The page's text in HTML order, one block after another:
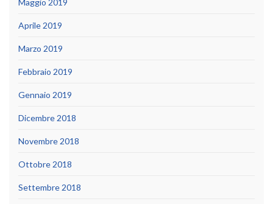
Aprile 2019
Marzo 2019
Febbraio 2019
Gennaio 2019
Dicembre 2018
Novembre 2018
Ottobre 2018
Settembre 2018